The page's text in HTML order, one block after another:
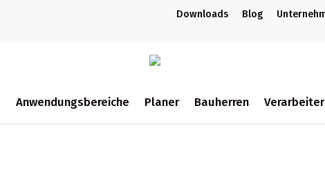
Downloads Blog
Anwendungsbereiche Planer Bauherren Verarbeiter